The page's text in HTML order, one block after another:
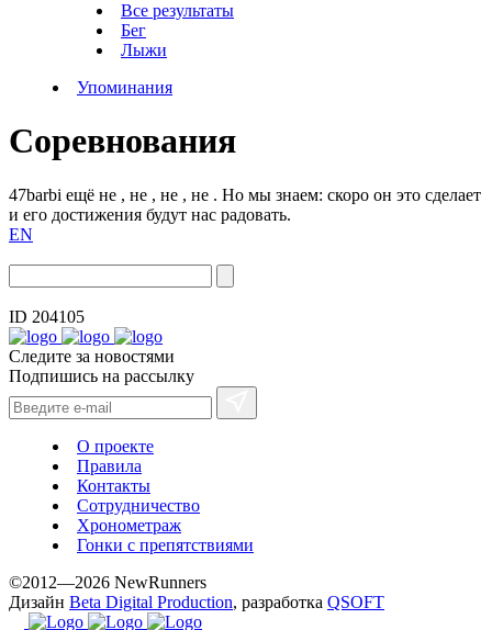
Все результаты
Бег
Лыжи
Упоминания
Соревнования
47barbi ещё не , не , не , не . Но мы знаем: скоро он это сделает
и его достижения будут нас радовать.
EN
ID 204105
Следите за новостями
Подпишись на рассылку
О проекте
Правила
Контакты
Сотрудничество
Хронометраж
Гонки с препятствиями
©2012—2026 NewRunners
Дизайн Beta Digital Production, разработка QSOFT